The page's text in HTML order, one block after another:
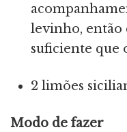
levinho, então
suficiente que
2 limões
Modo de fazer